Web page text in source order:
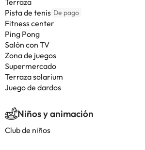
Terraza
Pista de tenis De pago
Fitness center
Ping Pong
Salón con TV
Zona de juegos
Supermercado
Terraza solarium
Juego de dardos
Niños y animación
Club de niños